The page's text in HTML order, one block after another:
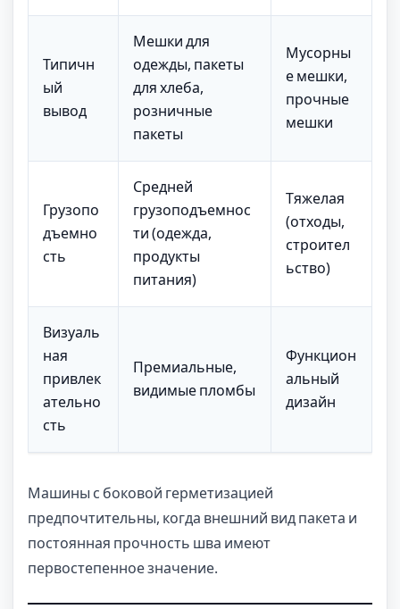
Типичн
ый
вывод
Мешки для
одежды, пакеты
для хлеба,
розничные
пакеты
Мусорны
е мешки,
прочные
мешки
Грузопо
дъемно
сть
Средней
грузоподъемнос
ти (одежда,
продукты
питания)
Тяжелая
(отходы,
строител
ьство)
Визуаль
ная
привлек
ательно
сть
Премиальные,
видимые пломбы
Функцион
альный
дизайн
Машины с боковой герметизацией
предпочтительны, когда внешний вид пакета и
постоянная прочность шва имеют
первостепенное значение.